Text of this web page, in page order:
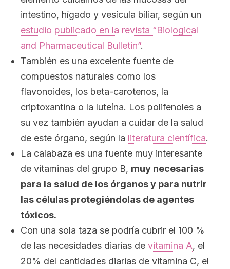
intestino, hígado y vesícula biliar, según un
estudio publicado en la revista “Biological
and Pharmaceutical Bulletin”.
También es una excelente fuente de
compuestos naturales como los
flavonoides, los beta-carotenos, la
criptoxantina o la luteína. Los polifenoles a
su vez también ayudan a cuidar de la salud
de este órgano, según la literatura científica.
La calabaza es una fuente muy interesante
de vitaminas del grupo B, muy necesarias
para la salud de los órganos y para nutrir
las células protegiéndolas de agentes
tóxicos.
Con una sola taza se podría cubrir el 100 %
de las necesidades diarias de vitamina A, el
20% del cantidades diarias de vitamina C, el